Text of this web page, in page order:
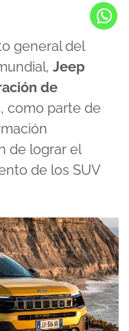
general del
Jeep
de
, como parte de
de lograr el
de los SUV